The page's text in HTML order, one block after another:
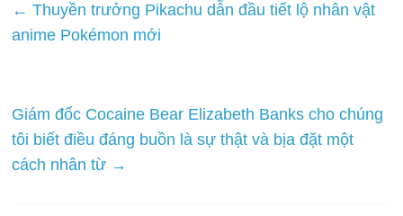
← Thuyền trưởng Pikachu dẫn đầu tiết lộ nhân vật
anime Pokémon mới
Giám đốc Cocaine Bear Elizabeth Banks cho chúng
tôi biết điều đáng buồn là sự thật và bịa đặt một
cách nhân từ →